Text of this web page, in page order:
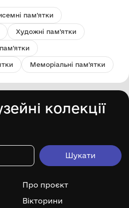
пам'ятки
Художні пам'ятки
Меморіальні пам'ятки
колекції
Про проєкт
Вікторини